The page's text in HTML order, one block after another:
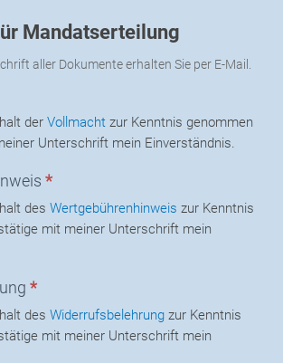
Mandatserteilung
aller Dokumente erhalten Sie per E-Mail.
der Vollmacht zur Kenntnis genommen
Unterschrift mein Einverständnis.
*
des Wertgebührenhinweis
mit meiner Unterschrift mein
*
des Widerrufsbelehrung
mit meiner Unterschrift mein